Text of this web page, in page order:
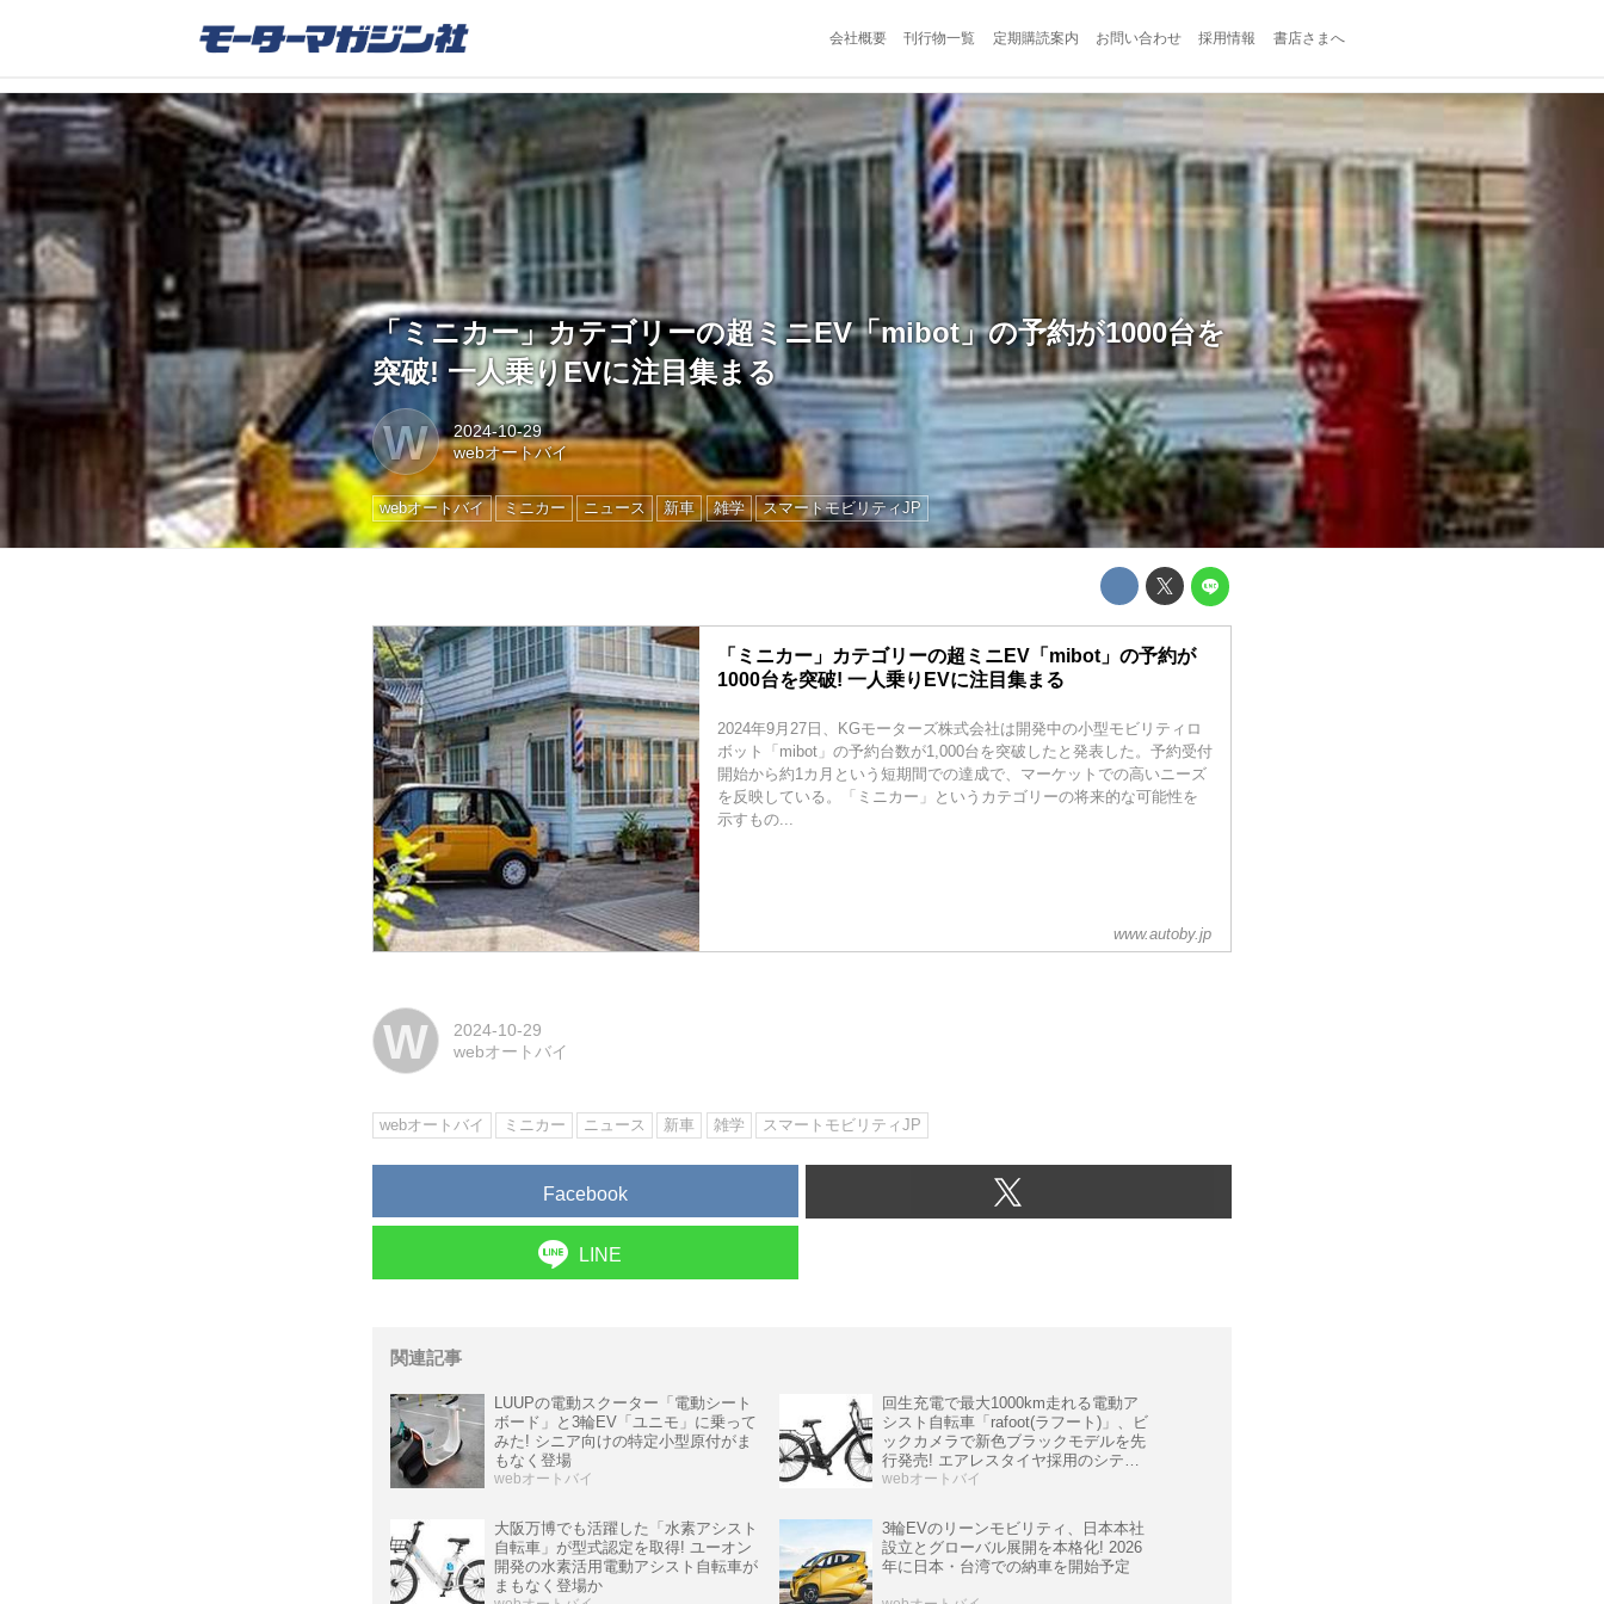
会社概要 刊行物一覧 定期購読案内 お問い合わせ 採用情報 書店さまへ
「ミニカー」カテゴリーの超ミニEV「mibot」の予約が1000台を
突破! 一人乗りEVに注目集まる
W
2024-10-29
webオートバイ
webオートバイ ミニカー ニュース 新車 雑学 スマートモビリティJP
「ミニカー」カテゴリーの超ミニEV「mibot」の予約が
1000台を突破! 一人乗りEVに注目集まる
2024年9月27日、KGモーターズ株式会社は開発中の小型モビリティロ
ボット「mibot」の予約台数が1,000台を突破したと発表した。予約受付
開始から約1カ月という短期間での達成で、マーケットでの高いニーズ
を反映している。「ミニカー」というカテゴリーの将来的な可能性を
示すもの...
www.autoby.jp
W
2024-10-29
webオートバイ
webオートバイ ミニカー ニュース 新車 雑学 スマートモビリティJP
Facebook
LINE
関連記事
LUUPの電動スクーター「電動シート
ボード」と3輪EV「ユニモ」に乗って
みた! シニア向けの特定小型原付がま
もなく登場
webオートバイ
回生充電で最大1000km走れる電動ア
シスト自転車「rafoot(ラフート)」、ビ
ックカメラで新色ブラックモデルを先
行発売! エアレスタイヤ採用のシティ
サイクル
webオートバイ
大阪万博でも活躍した「水素アシスト
自転車」が型式認定を取得! ユーオン
開発の水素活用電動アシスト自転車が
まもなく登場か
3輪EVのリーンモビリティ、日本本社
設立とグローバル展開を本格化! 2026
年に日本・台湾での納車を開始予定